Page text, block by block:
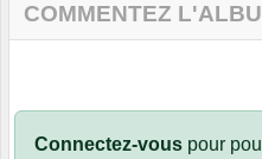
COMMENTEZ
Connectez-vous pour